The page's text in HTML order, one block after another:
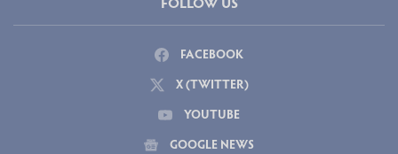
FACEBOOK
X (TWITTER)
YOUTUBE
GOOGLE NEWS